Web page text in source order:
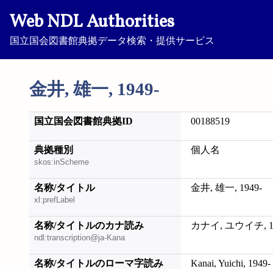
Web NDL Authorities
国立国会図書館典拠データ検索・提供サービス
金井, 雄一, 1949-
国立国会図書館典拠ID 00188519
典拠種別
skos:inScheme
個人名
名称/タイトル
xl:prefLabel
金井, 雄一, 1949-
名称/タイトルのカナ読み
ndl:transcription@ja-Kana
カナイ, ユウイチ,
名称/タイトルのローマ字読み Kanai, Yuichi, 1949-